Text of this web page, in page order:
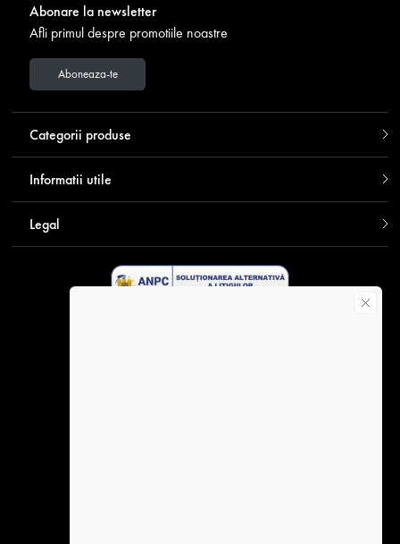
Abonare la newsletter
Afli primul despre promotiile noastre
Aboneaza-te
Categorii produse
Informatii utile
Legal